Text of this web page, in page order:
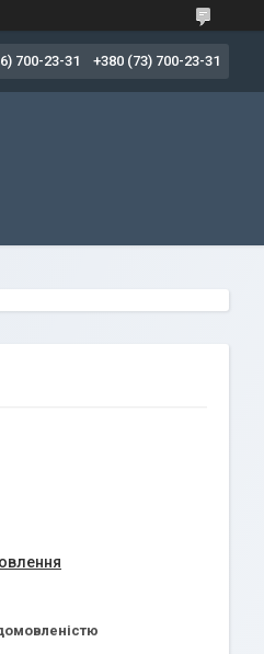
700-23-31 +380 (73) 700-23-31